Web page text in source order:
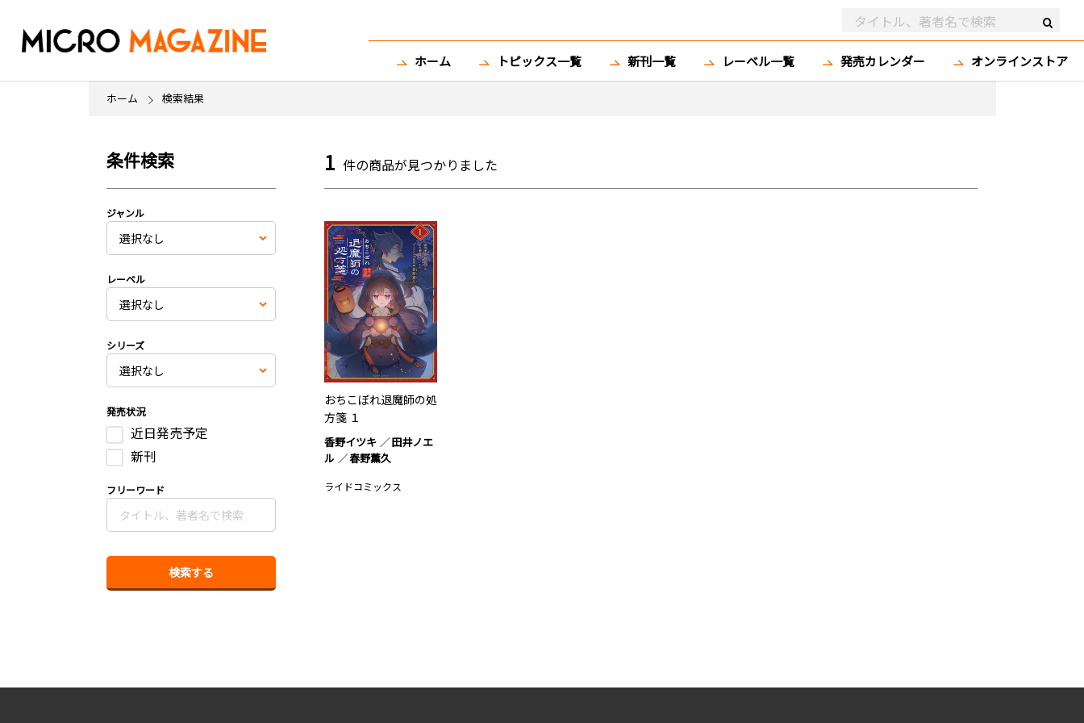
ホーム トピックス一覧 新刊一覧 レーベル一覧 発売カレンダー オンラインストア
ホーム 検索結果
条件検索
ジャンル
レーベル
シリーズ
発売状況
近日発売予定
新刊
フリーワード
1 件の商品が見つかりました
おちこぼれ退魔師の処
方箋 １
香野イツキ
田井ノエ
ル
春野薫久
ライドコミックス